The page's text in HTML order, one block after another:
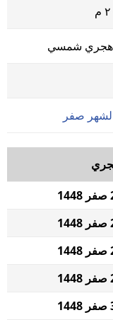
لشهر صفر